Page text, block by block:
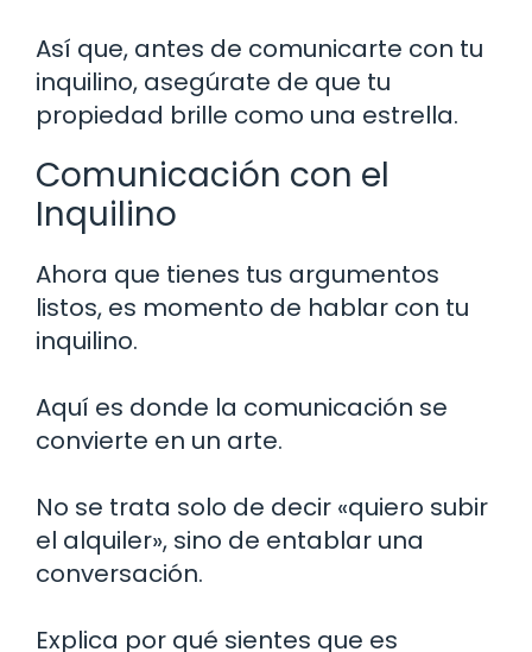
Así que, antes de comunicarte con tu
inquilino, asegúrate de que tu
propiedad brille como una estrella.
Comunicación con el
Inquilino
Ahora que tienes tus argumentos
listos, es momento de hablar con tu
inquilino.
Aquí es donde la comunicación se
convierte en un arte.
No se trata solo de decir «quiero subir
el alquiler», sino de entablar una
conversación.
Explica por qué sientes que es